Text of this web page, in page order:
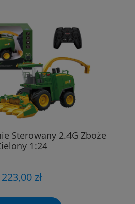
Sterowany 2.4G Zboże
1:24
223,00 zł